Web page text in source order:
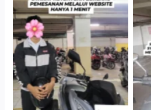
Hotel Kartika Chandra,
Jakarta Selatan